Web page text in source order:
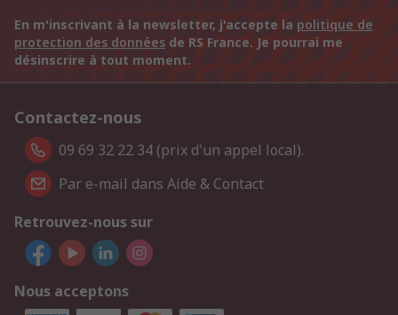
En m'inscrivant à la newsletter, j'accepte la politique de
protection des données de RS France. Je pourrai me
désinscrire à tout moment.
Contactez-nous
09 69 32 22 34 (prix d'un appel local).
Par e-mail dans Aide & Contact
Retrouvez-nous sur
Nous acceptons